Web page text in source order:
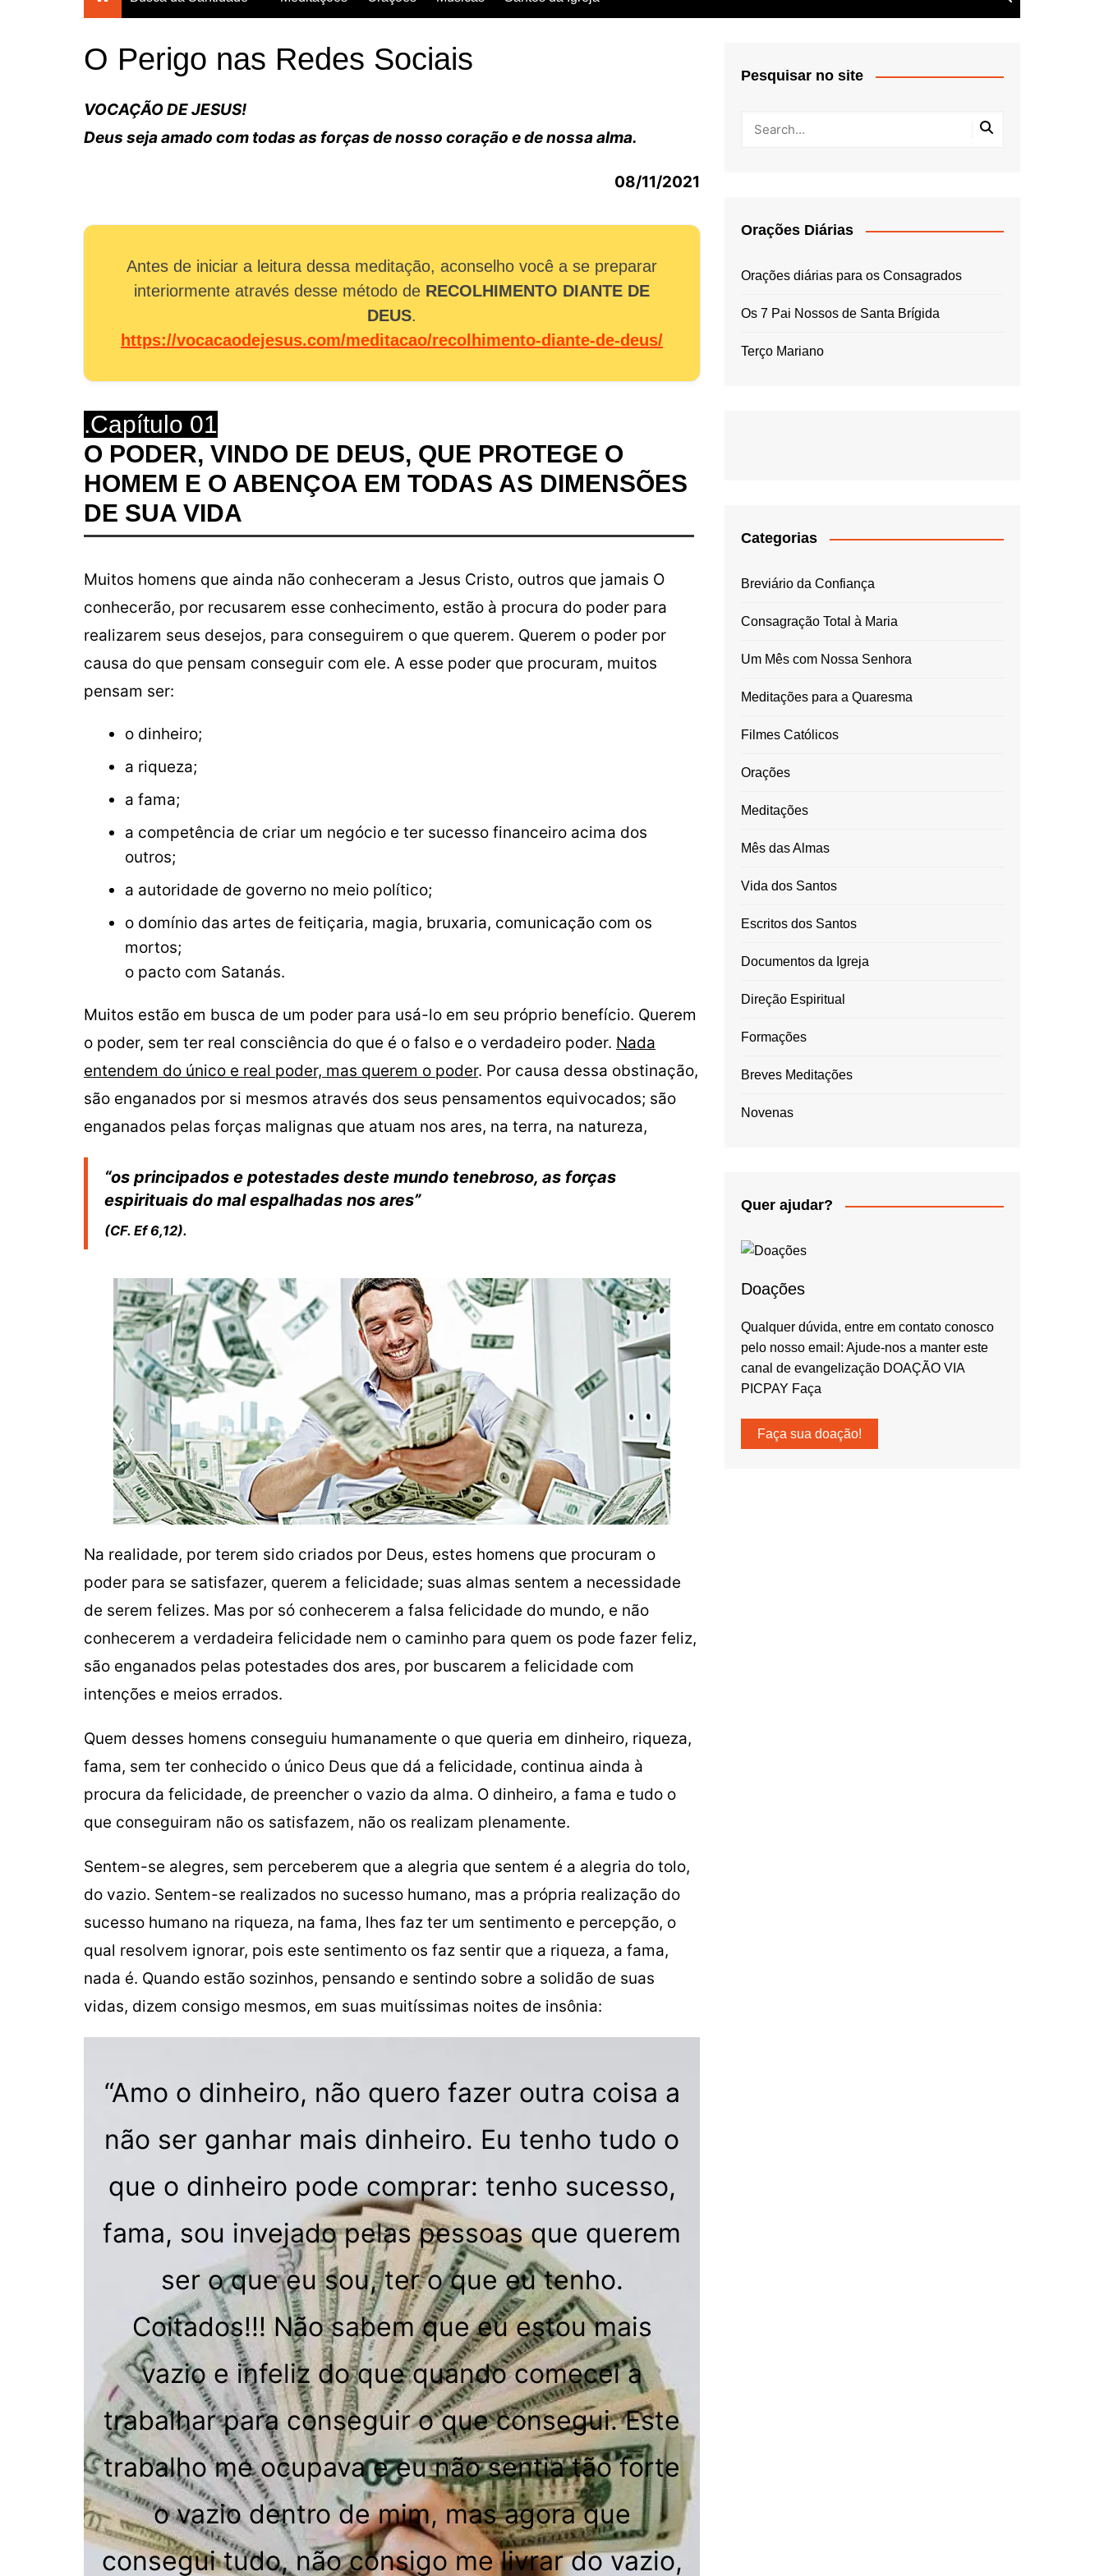
todos os dias do ano
Breviário da Confiança
Um Mês com Maria
Quaresma
O Perigo nas Redes Sociais
VOCAÇÃO DE JESUS!
Deus seja amado com todas as forças de nosso coração e de nossa alma.
08/11/2021
Antes de iniciar a leitura dessa meditação, aconselho você a se preparar
interiormente através desse método de RECOLHIMENTO DIANTE DE
DEUS.
https://vocacaodejesus.com/meditacao/recolhimento-diante-de-deus/
.Capítulo 01
O PODER, VINDO DE DEUS, QUE PROTEGE O
HOMEM E O ABENÇOA EM TODAS AS DIMENSÕES
DE SUA VIDA
Muitos homens que ainda não conheceram a Jesus Cristo, outros que jamais O
conhecerão, por recusarem esse conhecimento, estão à procura do poder para
realizarem seus desejos, para conseguirem o que querem. Querem o poder por
causa do que pensam conseguir com ele. A esse poder que procuram, muitos
pensam ser:
o dinheiro;
a riqueza;
a fama;
a competência de criar um negócio e ter sucesso financeiro acima dos
outros;
a autoridade de governo no meio político;
o domínio das artes de feitiçaria, magia, bruxaria, comunicação com os
mortos;
o pacto com Satanás.
Muitos estão em busca de um poder para usá-lo em seu próprio benefício. Querem
o poder, sem ter real consciência do que é o falso e o verdadeiro poder. Nada
entendem do único e real poder, mas querem o poder. Por causa dessa obstinação,
são enganados por si mesmos através dos seus pensamentos equivocados; são
enganados pelas forças malignas que atuam nos ares, na terra, na natureza,
“os principados e potestades deste mundo tenebroso, as forças
espirituais do mal espalhadas nos ares”
(CF. Ef 6,12).
Na realidade, por terem sido criados por Deus, estes homens que procuram o
poder para se satisfazer, querem a felicidade; suas almas sentem a necessidade
de serem felizes. Mas por só conhecerem a falsa felicidade do mundo, e não
conhecerem a verdadeira felicidade nem o caminho para quem os pode fazer feliz,
são enganados pelas potestades dos ares, por buscarem a felicidade com
intenções e meios errados.
Quem desses homens conseguiu humanamente o que queria em dinheiro, riqueza,
fama, sem ter conhecido o único Deus que dá a felicidade, continua ainda à
procura da felicidade, de preencher o vazio da alma. O dinheiro, a fama e tudo o
que conseguiram não os satisfazem, não os realizam plenamente.
Sentem-se alegres, sem perceberem que a alegria que sentem é a alegria do tolo,
do vazio. Sentem-se realizados no sucesso humano, mas a própria realização do
sucesso humano na riqueza, na fama, lhes faz ter um sentimento e percepção, o
qual resolvem ignorar, pois este sentimento os faz sentir que a riqueza, a fama,
nada é. Quando estão sozinhos, pensando e sentindo sobre a solidão de suas
vidas, dizem consigo mesmos, em suas muitíssimas noites de insônia:
“Amo o dinheiro, não quero fazer outra coisa a
não ser ganhar mais dinheiro. Eu tenho tudo o
que o dinheiro pode comprar: tenho sucesso,
fama, sou invejado pelas pessoas que querem
ser o que eu sou, ter o que eu tenho.
Coitados!!! Não sabem que eu estou mais
vazio e infeliz do que quando comecei a
trabalhar para conseguir o que consegui. Este
trabalho me ocupava e eu não sentia tão forte
o vazio dentro de mim, mas agora que
consegui tudo, não consigo me livrar do vazio,
Pesquisar no site
Orações Diárias
Orações diárias para os Consagrados
Os 7 Pai Nossos de Santa Brígida
Terço Mariano
Categorias
Breviário da Confiança
Consagração Total à Maria
Um Mês com Nossa Senhora
Meditações para a Quaresma
Filmes Católicos
Orações
Meditações
Mês das Almas
Vida dos Santos
Escritos dos Santos
Documentos da Igreja
Direção Espiritual
Formações
Breves Meditações
Novenas
Quer ajudar?
Doações
Qualquer dúvida, entre em contato conosco
pelo nosso email: Ajude-nos a manter este
canal de evangelização DOAÇÃO VIA
PICPAY Faça
Faça sua doação!